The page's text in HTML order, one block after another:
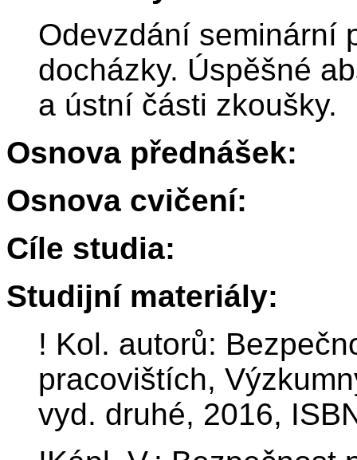
Odevzdání seminární
docházky. Úspěšné
a ústní části zkoušky.
Osnova přednášek:
Osnova cvičení:
Cíle studia:
Studijní materiály:
! Kol. autorů:
pracovištích,
vyd. druhé, 2016,